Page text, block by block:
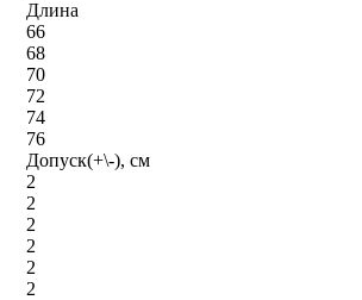
Длина
66
68
70
72
74
76
Допуск(+\-), см
2
2
2
2
2
2